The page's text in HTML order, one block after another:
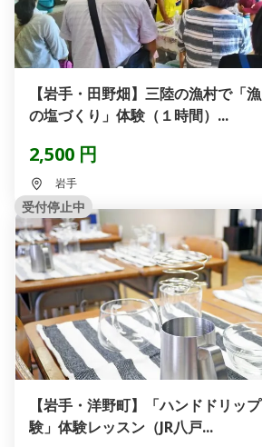
【岩手・田野畑】三陸の漁村で「
の塩づくり」体験（１時間）...
2,500 円
岩手
受付停止中
【岩手・洋野町】「ハンドドリッ
験」体験レッスン（JR八戸...